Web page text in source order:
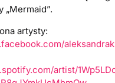
„Mermaid”.
artysty:
artist/